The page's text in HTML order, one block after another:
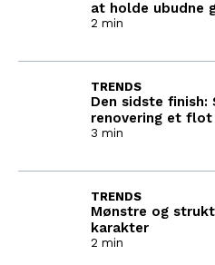
at holde ubudne
2 min
Den sidste finish:
renovering et
TRENDS
3 min
Mønstre og
karakter
TRENDS
2 min